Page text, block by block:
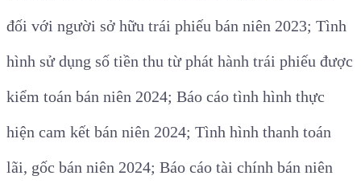
đối với người sở hữu trái phiếu bán niên 2023; Tình
hình sử dụng số tiền thu từ phát hành trái phiếu được
kiểm toán bán niên 2024; Báo cáo tình hình thực
hiện cam kết bán niên 2024; Tình hình thanh toán
lãi, gốc bán niên 2024; Báo cáo tài chính bán niên